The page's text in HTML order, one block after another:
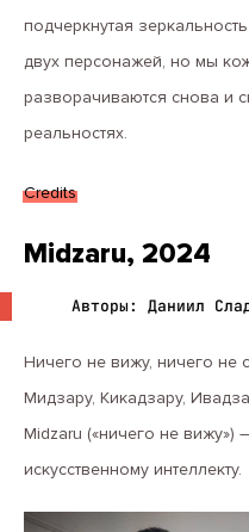
подчеркнутая
двух персонажей, но мы
разворачиваются снова и
реальностях.
Credits
Midzaru, 2024
Авторы: Даниил
Ничего не вижу, ничего не
Мидзару, Кикадзару,
Midzaru («ничего не вижу»)
искусственному интеллекту.